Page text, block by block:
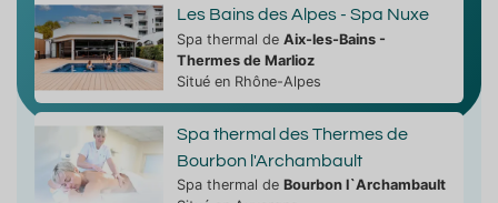
Les Bains des Alpes - Spa Nuxe
Spa thermal de Aix-les-Bains -
Thermes de Marlioz
Situé en Rhône-Alpes
Spa thermal des Thermes de
Bourbon l'Archambault
Spa thermal de Bourbon l`Archambault